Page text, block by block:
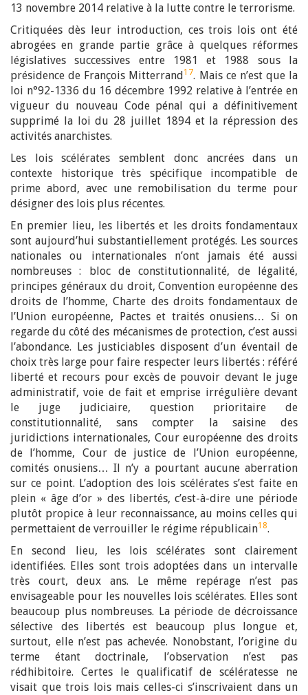
13 novembre 2014 relative à la lutte contre le terrorisme.
Critiquées dès leur introduction, ces trois lois ont été
abrogées en grande partie grâce à quelques réformes
législatives successives entre 1981 et 1988 sous la
présidence de François Mitterrand17. Mais ce n’est que la
loi n°92-1336 du 16 décembre 1992 relative à l’entrée en
vigueur du nouveau Code pénal qui a définitivement
supprimé la loi du 28 juillet 1894 et la répression des
activités anarchistes.
Les lois scélérates semblent donc ancrées dans un
contexte historique très spécifique incompatible de
prime abord, avec une remobilisation du terme pour
désigner des lois plus récentes.
En premier lieu, les libertés et les droits fondamentaux
sont aujourd’hui substantiellement protégés. Les sources
nationales ou internationales n’ont jamais été aussi
nombreuses : bloc de constitutionnalité, de légalité,
principes généraux du droit, Convention européenne des
droits de l’homme, Charte des droits fondamentaux de
l’Union européenne, Pactes et traités onusiens… Si on
regarde du côté des mécanismes de protection, c’est aussi
l’abondance. Les justiciables disposent d’un éventail de
choix très large pour faire respecter leurs libertés : référé
liberté et recours pour excès de pouvoir devant le juge
administratif, voie de fait et emprise irrégulière devant
le juge judiciaire, question prioritaire de
constitutionnalité, sans compter la saisine des
juridictions internationales, Cour européenne des droits
de l’homme, Cour de justice de l’Union européenne,
comités onusiens… Il n’y a pourtant aucune aberration
sur ce point. L’adoption des lois scélérates s’est faite en
plein « âge d’or » des libertés, c’est-à-dire une période
plutôt propice à leur reconnaissance, au moins celles qui
permettaient de verrouiller le régime républicain18.
En second lieu, les lois scélérates sont clairement
identifiées. Elles sont trois adoptées dans un intervalle
très court, deux ans. Le même repérage n’est pas
envisageable pour les nouvelles lois scélérates. Elles sont
beaucoup plus nombreuses. La période de décroissance
sélective des libertés est beaucoup plus longue et,
surtout, elle n’est pas achevée. Nonobstant, l’origine du
terme étant doctrinale, l’observation n’est pas
rédhibitoire. Certes le qualificatif de scélératesse ne
visait que trois lois mais celles-ci s’inscrivaient dans un